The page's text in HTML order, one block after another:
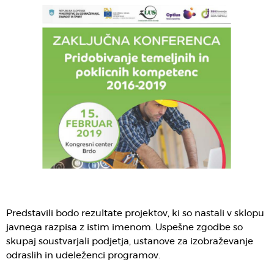
Predstavili bodo rezultate projektov, ki so nastali v sklopu
javnega razpisa z istim imenom. Uspešne zgodbe so
skupaj soustvarjali podjetja, ustanove za izobraževanje
odraslih in udeleženci programov.